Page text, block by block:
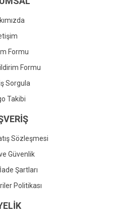
Formu
Formu
Sorgula
Takibi
Sözleşmesi
Güvenlik
Şartları
Politikası